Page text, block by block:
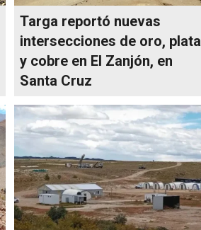
Targa reportó nuevas
intersecciones de oro, plata
y cobre en El Zanjón, en
Santa Cruz